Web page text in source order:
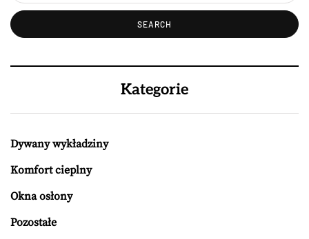
Kategorie
Dywany wykładziny
Komfort cieplny
Okna osłony
Pozostałe